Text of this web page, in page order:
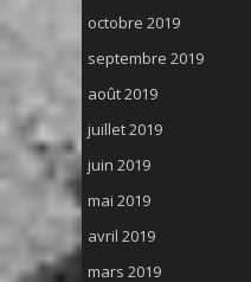
octobre 2019
septembre 2019
août 2019
juillet 2019
juin 2019
mai 2019
avril 2019
mars 2019